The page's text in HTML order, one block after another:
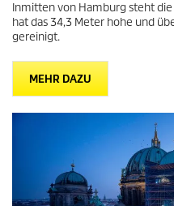
Inmitten von Hamburg steht
hat das 34,3 Meter hohe und
gereinigt.
MEHR DAZU